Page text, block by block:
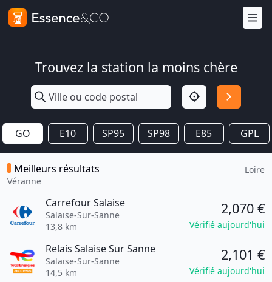
Trouvez la station la moins chère
GO E10 SP95 SP98 E85 GPL
Meilleurs résultats
Véranne
Loire
Carrefour Salaise
Salaise-Sur-Sanne
13,8 km
2,070 €
Vérifié aujourd'hui
Relais Salaise Sur Sanne
Salaise-Sur-Sanne
14,5 km
2,101 €
Vérifié aujourd'hui